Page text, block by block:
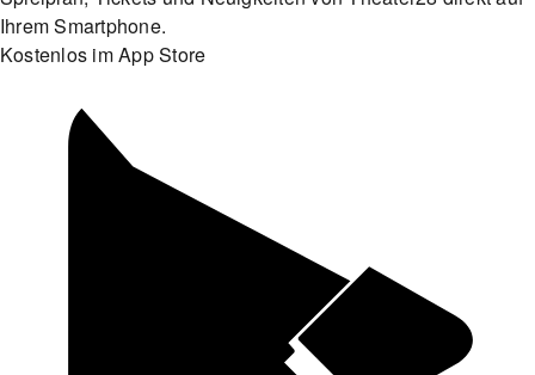
Ihrem Smartphone.
Kostenlos im App Store